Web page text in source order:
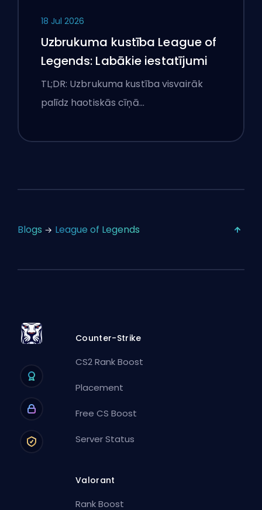
18 Jul 2026
Uzbrukuma kustība League of
Legends: Labākie iestatījumi
TL;DR: Uzbrukuma kustība visvairāk
palīdz haotiskās cīņā…
Blogs League of Legends
Counter-Strike
CS2 Rank Boost
Placement
Free CS Boost
Server Status
Valorant
Rank Boost